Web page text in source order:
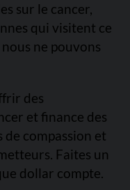
sur le cancer,
qui visitent ce
ne pouvons
des
et finance des
compassion et
Faites un
dollar compte.